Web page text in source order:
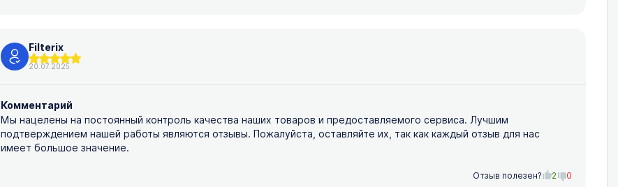
Filterix
20.07.2025
Комментарий
Мы нацелены на постоянный контроль качества наших товаров и предоставляемого сервиса. Лучшим
подтверждением нашей работы являются отзывы. Пожалуйста, оставляйте их, так как каждый отзыв для нас
имеет большое значение.
Отзыв полезен? 2 0